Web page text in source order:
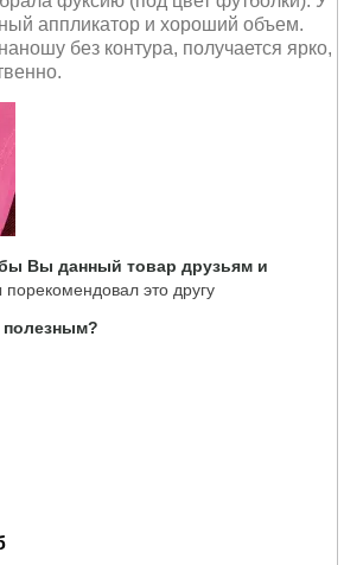
аппликатор и хороший объем.
без контура, получается ярко,
Вы данный товар друзьям и
это другу